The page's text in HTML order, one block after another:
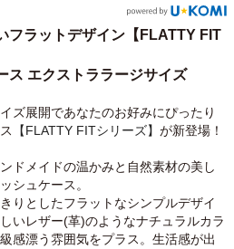
フラットデザイン【FLATTY FIT
ス エクストララージサイズ
ズ展開であなたのお好みにぴったり
【FLATTY FITシリーズ】 が新登場！
ドメイドの温かみと自然素材の美し
シュケース。
りとしたフラットなシンプルデザイ
いレザー(革)のようなナチュラルカラ
感漂う雰囲気をプラス。生活感が出